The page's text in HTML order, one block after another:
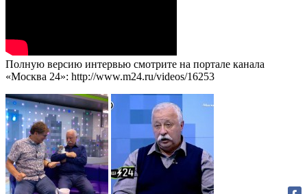
Полную версию интервью смотрите на портале канала
«Москва 24»: http://www.m24.ru/videos/16253